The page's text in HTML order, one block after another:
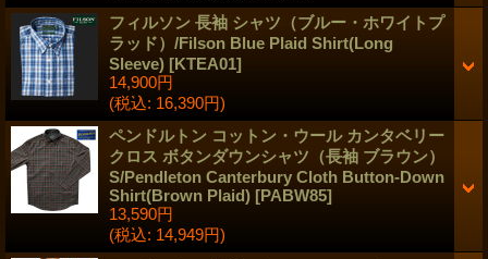
フィルソン 長袖 シャツ（ブルー・ホワイトプ
ラッド）/Filson Blue Plaid Shirt(Long
Sleeve) [KTEA01]
14,900円
(税込: 16,390円)
ペンドルトン コットン・ウール カンタベリー
クロス ボタンダウンシャツ（長袖 ブラウン）
S/Pendleton Canterbury Cloth Button-Down
Shirt(Brown Plaid) [PABW85]
13,590円
(税込: 14,949円)